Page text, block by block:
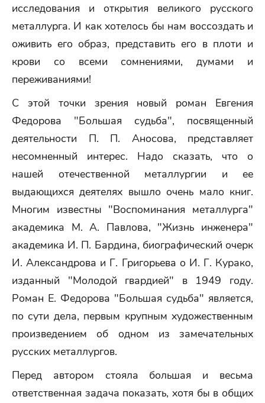
исследования и открытия великого русского
металлурга. И как хотелось бы нам воссоздать и
оживить его образ, представить его в плоти и
крови со всеми сомнениями, думами и
переживаниями!
С этой точки зрения новый роман Евгения
Федорова "Большая судьба", посвященный
деятельности П. П. Аносова, представляет
несомненный интерес. Надо сказать, что о
нашей отечественной металлургии и ее
выдающихся деятелях вышло очень мало книг.
Многим известны "Воспоминания металлурга"
академика М. А. Павлова, "Жизнь инженера"
академика И. П. Бардина, биографический очерк
И. Александрова и Г. Григорьева о И. Г. Курако,
изданный "Молодой гвардией" в 1949 году.
Роман Е. Федорова "Большая судьба" является,
по сути дела, первым крупным художественным
произведением об одном из замечательных
русских металлургов.
Перед автором стояла большая и весьма
ответственная задача показать, хотя бы в общих